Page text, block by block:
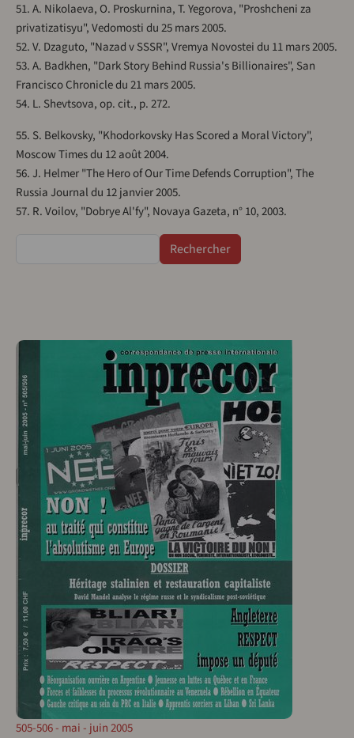
51. A. Nikolaeva, O. Proskurnina, T. Yegorova, "Proshcheni za
privatizatisyu", Vedomosti du 25 mars 2005.
52. V. Dzaguto, "Nazad v SSSR", Vremya Novostei du 11 mars 2005.
53. A. Badkhen, "Dark Story Behind Russia's Billionaires", San
Francisco Chronicle du 21 mars 2005.
54. L. Shevtsova, op. cit., p. 272.
55. S. Belkovsky, "Khodorkovsky Has Scored a Moral Victory",
Moscow Times du 12 août 2004.
56. J. Helmer "The Hero of Our Time Defends Corruption", The
Russia Journal du 12 janvier 2005.
57. R. Voilov, "Dobrye Al'fy", Novaya Gazeta, n° 10, 2003.
505-506 - mai - juin 2005